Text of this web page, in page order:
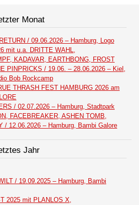
Monat
/ 09.06.2026 – Hamburg, Logo
mit u.a. DRITTE WAHL,
KADAVAR, EARTHBONG, FROST
PINPRICKS / 19.06. – 28.06.2026 – Kiel,
Bob Rockcamp
THRASH FEST HAMBURG 2026 am
/ 02.07.2026 – Hamburg, Stadtpark
FACEBREAKER, ASHEN TOMB,
/ 12.06.2026 – Hamburg, Bambi Galore
Jahr
/ 19.09.2025 – Hamburg, Bambi
2025 mit PLANLOS X,